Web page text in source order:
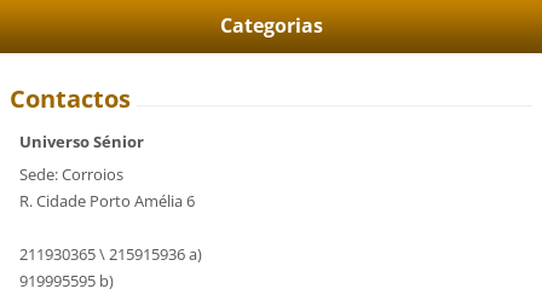
Categorias
Contactos
Universo Sénior
Sede: Corroios
R. Cidade Porto Amélia 6
211930365 \ 215915936 a)
919995595 b)